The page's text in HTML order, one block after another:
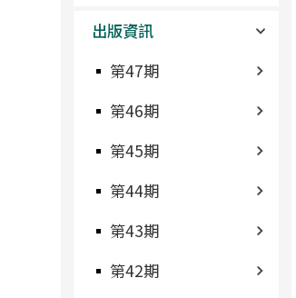
出版資訊
第47期
第46期
第45期
第44期
第43期
第42期